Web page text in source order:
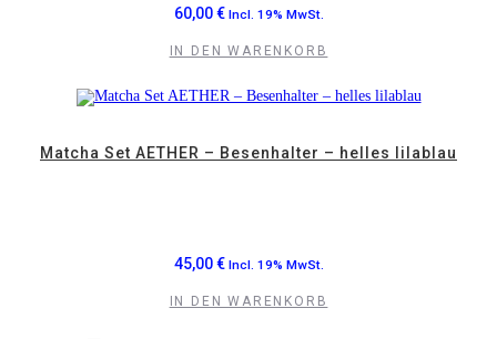
60,00€ Incl. 19% MwSt.
IN DEN WARENKORB
Matcha Set AETHER – Besenhalter – helles lilablau
45,00€ Incl. 19% MwSt.
IN DEN WARENKORB